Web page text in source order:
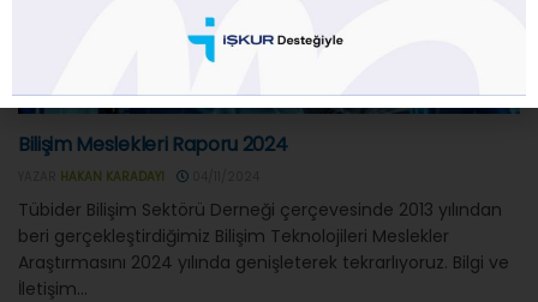
ARAŞTIRMA RAPORLARI
Bilişim Meslekleri Raporu 2024
HAKAN KARADAYI
Tübider Bilişim Sektörü Derneği çerçevesinde 2013 yılından
beri gerçekleştirdiğimiz Bilişim Teknolojileri Meslekler
Araştırmasını 2024 yılında genişleterek tekrarlıyoruz. Bilgi ve
İletişim...